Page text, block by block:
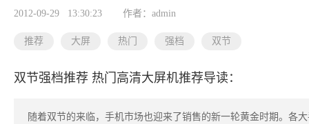
品牌导购 专家点评 精彩点评
2012-09-29 13:30:23 作者：admin
推荐 大屏 热门 强档 双节
双节强档推荐 热门高清大屏机推荐导读：
随着双节的来临，手机市场也迎来了销售的新一轮黄金时期。各